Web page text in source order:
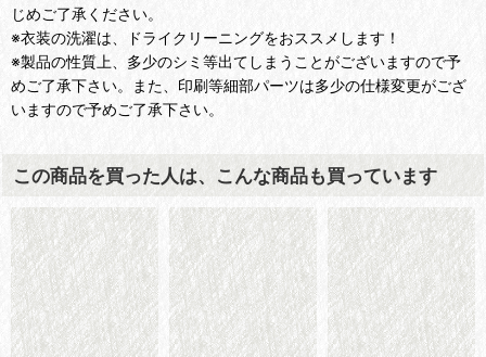
じめご了承ください。
※衣装の洗濯は、ドライクリーニングをおススメします！
※製品の性質上、多少のシミ等出てしまうことがございますので予
めご了承下さい。また、印刷等細部パーツは多少の仕様変更がござ
いますので予めご了承下さい。
この商品を買った人は、こんな商品も買っています